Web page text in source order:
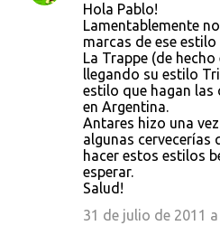
Hola Pablo!
Lamentablemente
marcas de ese
La Trappe (de
llegando su estilo
estilo que hagan las
en Argentina.
Antares hizo una
algunas cervecerías
hacer estos estilos
esperar.
Salud!
31 de julio de 2011 a